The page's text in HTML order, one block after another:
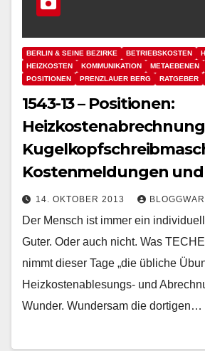
BERLIN & SEINE BEZIRKE BETRIEBSKOSTEN
HEIZKOSTEN
KOMMUNIKATION METAEBENEN
POSITIONEN
PRENZLAUER BERG RATGEBER
1543-13 – Positionen:
Kostenmeldungen
14. OKTOBER 2013
Der Mensch ist immer ein
Guter. Oder auch nicht. Was
nimmt dieser Tage „die übliche
Heizkostenablesungs- und
Wunder. Wundersam die dortigen…